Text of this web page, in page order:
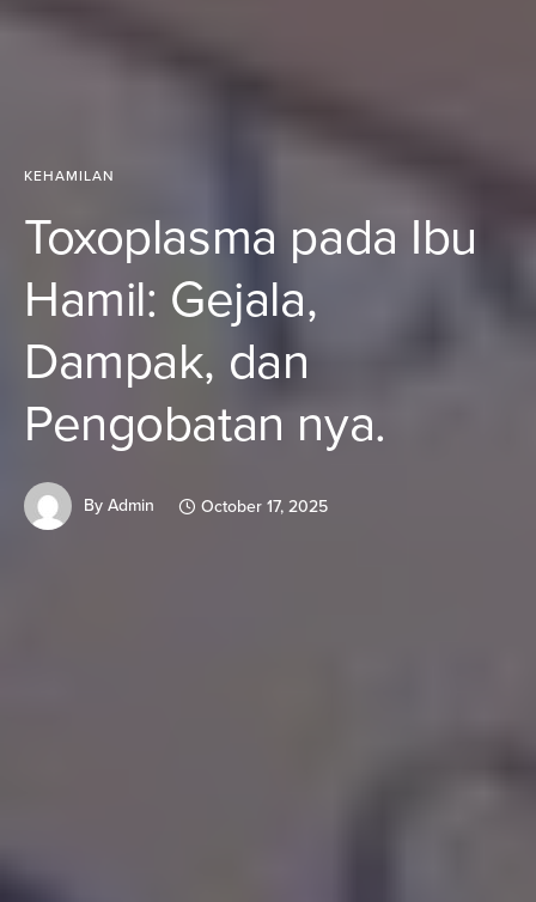
KEHAMILAN
Toxoplasma pada Ibu
Hamil: Gejala,
Dampak, dan
Pengobatan nya.
By Admin October 17, 2025